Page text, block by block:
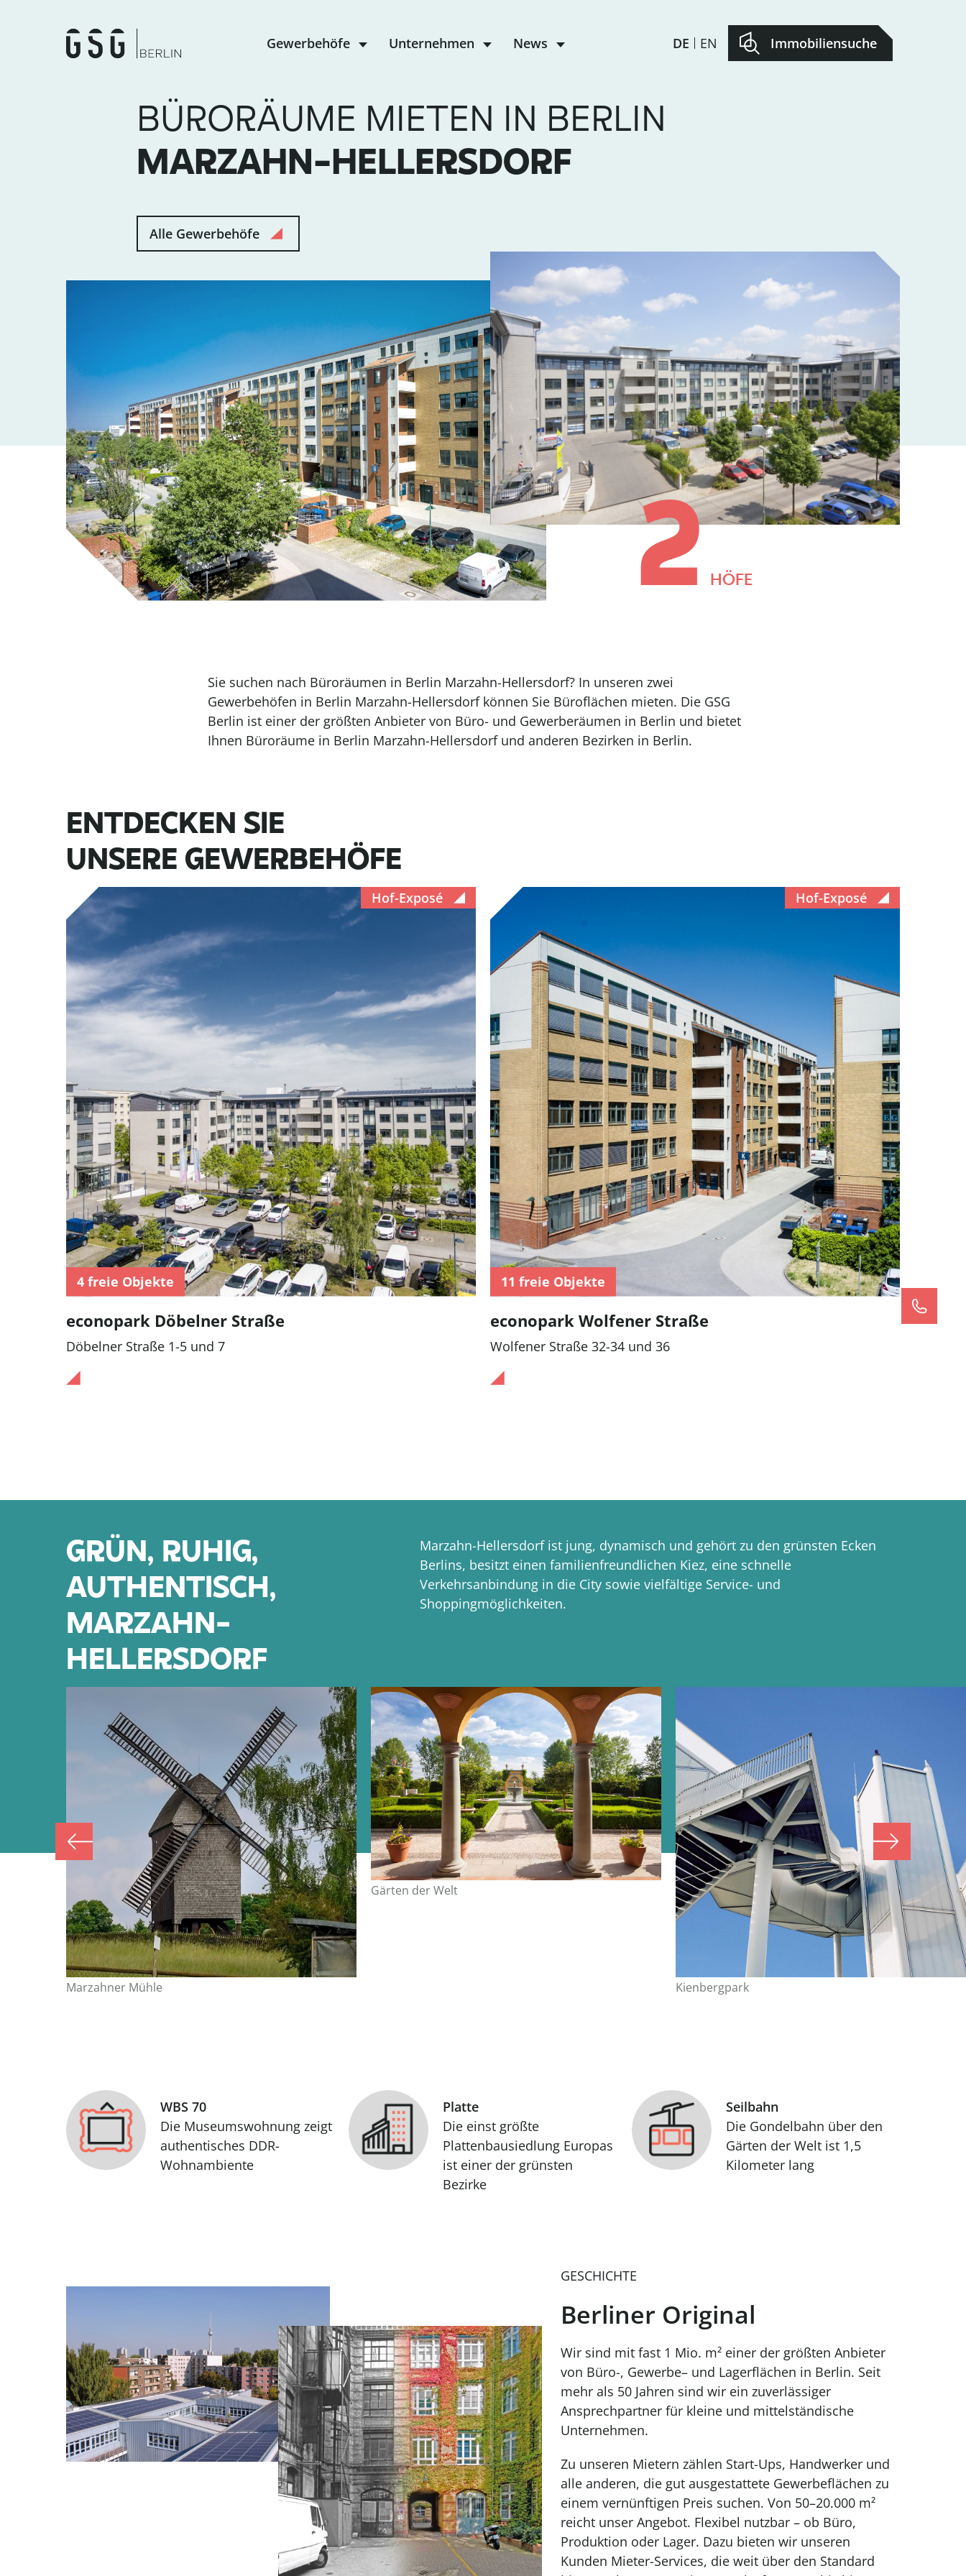
Gewerbehöfe Unternehmen News DE EN Immobiliensuche
BÜRORÄUME MIETEN IN BERLIN
MARZAHN-HELLERSDORF
Alle Gewerbehöfe
2 HÖFE
Sie suchen nach Büroräumen in Berlin Marzahn-Hellersdorf? In unseren zwei
Gewerbehöfen in Berlin Marzahn-Hellersdorf können Sie Büroflächen mieten. Die GSG
Berlin ist einer der größten Anbieter von Büro- und Gewerberäumen in Berlin und bietet
Ihnen Büroräume in Berlin Marzahn-Hellersdorf und anderen Bezirken in Berlin.
ENTDECKEN SIE
UNSERE GEWERBEHÖFE
4 freie Objekte
econopark Döbelner Straße
Döbelner Straße 1-5 und 7
Hof-Exposé
11 freie Objekte
econopark Wolfener Straße
Wolfener Straße 32-34 und 36
Hof-Exposé
GRÜN, RUHIG,
AUTHENTISCH,
MARZAHN-
HELLERSDORF
Marzahn-Hellersdorf ist jung, dynamisch und gehört zu den grünsten Ecken
Berlins, besitzt einen familienfreundlichen Kiez, eine schnelle
Verkehrsanbindung in die City sowie vielfältige Service- und
Shoppingmöglichkeiten.
Marzahner Mühle
Gärten der Welt
Kienbergpark
WBS 70
Die Museumswohnung zeigt
authentisches DDR-
Wohnambiente
Platte
Die einst größte
Plattenbausiedlung Europas
ist einer der grünsten
Bezirke
Seilbahn
Die Gondelbahn über den
Gärten der Welt ist 1,5
Kilometer lang
GESCHICHTE
Berliner Original
Wir sind mit fast 1 Mio. m² einer der größten Anbieter
von Büro-, Gewerbe– und Lagerflächen in Berlin. Seit
mehr als 50 Jahren sind wir ein zuverlässiger
Ansprechpartner für kleine und mittelständische
Unternehmen.
Zu unseren Mietern zählen Start-Ups, Handwerker und
alle anderen, die gut ausgestattete Gewerbeflächen zu
einem vernünftigen Preis suchen. Von 50–20.000 m²
reicht unser Angebot. Flexibel nutzbar – ob Büro,
Produktion oder Lager. Dazu bieten wir unseren
Kunden Mieter-Services, die weit über den Standard